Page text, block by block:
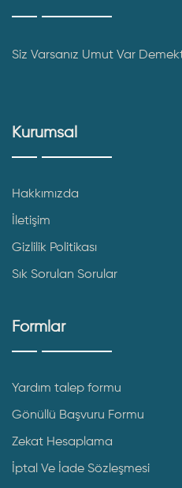
Siz Varsanız Umut Var
Kurumsal
Hakkımızda
İletişim
Gizlilik Politikası
Sık Sorulan Sorular
Formlar
Yardım talep formu
Gönüllü Başvuru Formu
Zekat Hesaplama
İptal Ve İade Sözleşmesi